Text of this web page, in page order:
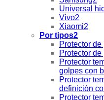
Universal
Vivo2
Xiaomi2
Por tipos2
Protector
Protector
Protector
golpes con
Protector
definición
Protector